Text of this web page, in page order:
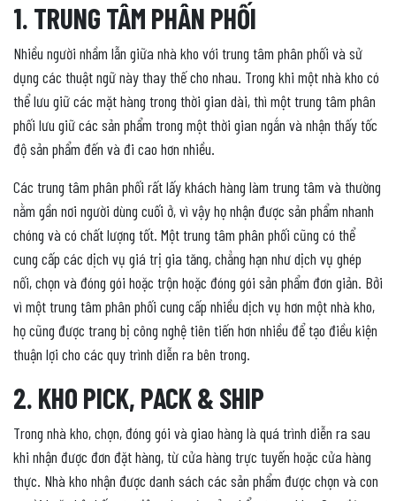
1. TRUNG TÂM PHÂN PHỐI
Nhiều người nhầm lẫn giữa nhà kho với trung tâm phân phối và sử
dụng các thuật ngữ này thay thế cho nhau. Trong khi một nhà kho có
thể lưu giữ các mặt hàng trong thời gian dài, thì một trung tâm phân
phối lưu giữ các sản phẩm trong một thời gian ngắn và nhận thấy tốc
độ sản phẩm đến và đi cao hơn nhiều.
Các trung tâm phân phối rất lấy khách hàng làm trung tâm và thường
nằm gần nơi người dùng cuối ở, vì vậy họ nhận được sản phẩm nhanh
chóng và có chất lượng tốt. Một trung tâm phân phối cũng có thể
cung cấp các dịch vụ giá trị gia tăng, chẳng hạn như dịch vụ ghép
nối, chọn và đóng gói hoặc trộn hoặc đóng gói sản phẩm đơn giản. Bởi
vì một trung tâm phân phối cung cấp nhiều dịch vụ hơn một nhà kho,
họ cũng được trang bị công nghệ tiên tiến hơn nhiều để tạo điều kiện
thuận lợi cho các quy trình diễn ra bên trong.
2. KHO PICK, PACK & SHIP
Trong nhà kho, chọn, đóng gói và giao hàng là quá trình diễn ra sau
khi nhận được đơn đặt hàng, từ cửa hàng trực tuyến hoặc cửa hàng
thực. Nhà kho nhận được danh sách các sản phẩm được chọn và con